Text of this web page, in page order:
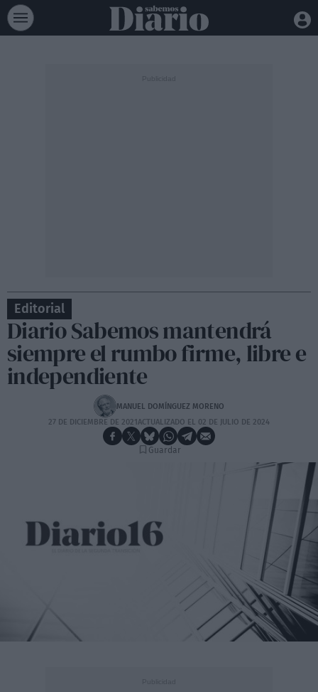
Editorial
Diario Sabemos mantendrá
siempre el rumbo firme, libre e
independiente
MANUEL DOMÍNGUEZ MORENO
27 DE DICIEMBRE DE 2021ACTUALIZADO EL 02 DE JULIO DE 2024
Guardar